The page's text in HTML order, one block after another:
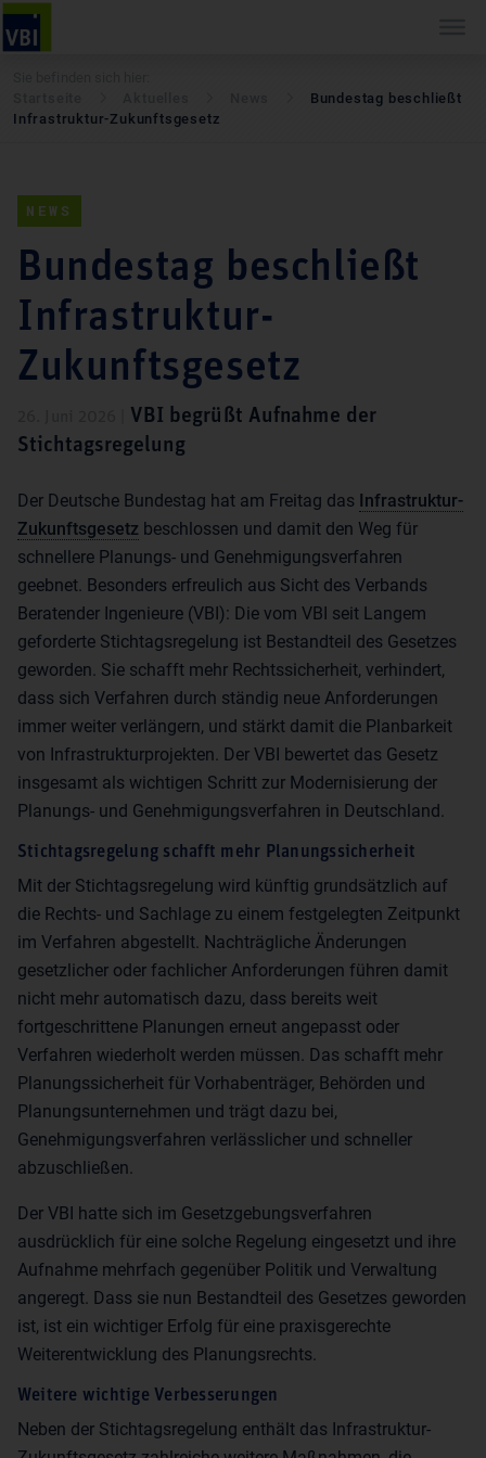
Bundestag beschließt
Infrastruktur-Zukunftsgesetz
NEWS
Bundestag beschließt
Infrastruktur-
Zukunftsgesetz
VBI begrüßt Aufnahme der
Stichtagsregelung
Der Deutsche Bundestag hat am Freitag das Infrastruktur-
Zukunftsgesetz beschlossen und damit den Weg für
schnellere Planungs- und Genehmigungsverfahren
geebnet. Besonders erfreulich aus Sicht des Verbands
Beratender Ingenieure (VBI): Die vom VBI seit Langem
geforderte Stichtagsregelung ist Bestandteil des Gesetzes
geworden. Sie schafft mehr Rechtssicherheit, verhindert,
dass sich Verfahren durch ständig neue Anforderungen
immer weiter verlängern, und stärkt damit die Planbarkeit
von Infrastrukturprojekten. Der VBI bewertet das Gesetz
insgesamt als wichtigen Schritt zur Modernisierung der
Planungs- und Genehmigungsverfahren in Deutschland.
Stichtagsregelung schafft mehr Planungssicherheit
Mit der Stichtagsregelung wird künftig grundsätzlich auf
die Rechts- und Sachlage zu einem festgelegten Zeitpunkt
im Verfahren abgestellt. Nachträgliche Änderungen
gesetzlicher oder fachlicher Anforderungen führen damit
nicht mehr automatisch dazu, dass bereits weit
fortgeschrittene Planungen erneut angepasst oder
Verfahren wiederholt werden müssen. Das schafft mehr
Planungssicherheit für Vorhabenträger, Behörden und
Planungsunternehmen und trägt dazu bei,
Genehmigungsverfahren verlässlicher und schneller
abzuschließen.
Der VBI hatte sich im Gesetzgebungsverfahren
ausdrücklich für eine solche Regelung eingesetzt und ihre
Aufnahme mehrfach gegenüber Politik und Verwaltung
angeregt. Dass sie nun Bestandteil des Gesetzes geworden
ist, ist ein wichtiger Erfolg für eine praxisgerechte
Weiterentwicklung des Planungsrechts.
Weitere wichtige Verbesserungen
Neben der Stichtagsregelung enthält das Infrastruktur-